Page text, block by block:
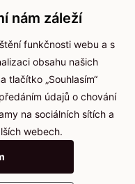
066
16:00
údajů
nám záleží
funkčnosti webu a s
obsahu našich
tlačítko „Souhlasím“
údajů o chování
na sociálních sítích a
webech.